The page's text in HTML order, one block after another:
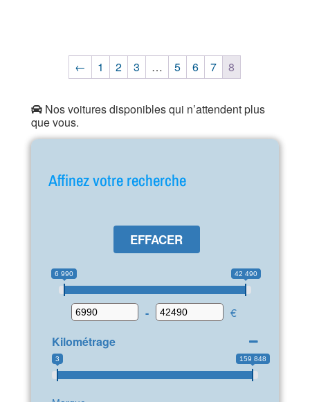
← 1 2 3 … 5 6 7 8
Nos voitures disponibles qui n’attendent plus
que vous.
Affinez votre recherche
EFFACER
6 990 42 490
-
€
Kilométrage
3 159 848